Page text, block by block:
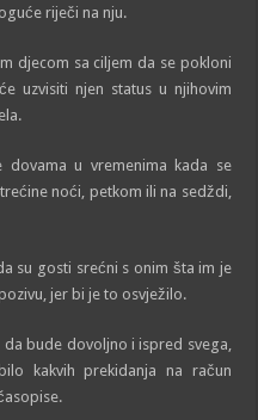
riječi na nju.
djecom sa ciljem da se pokloni
uzvisiti njen status u njihovim
u vremenima kada se
noći, petkom ili na sedždi,
su gosti srećni s onim šta im je
jer bi je to osvježilo.
bude dovoljno i ispred svega,
kakvih prekidanja na račun